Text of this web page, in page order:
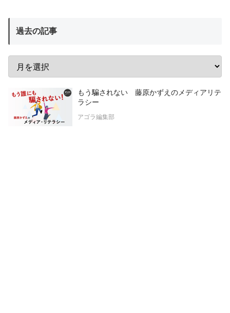
過去の記事
もう騙されない 藤原かずえのメディアリテ
ラシー
アゴラ編集部